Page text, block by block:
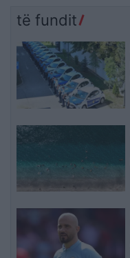
të fundit